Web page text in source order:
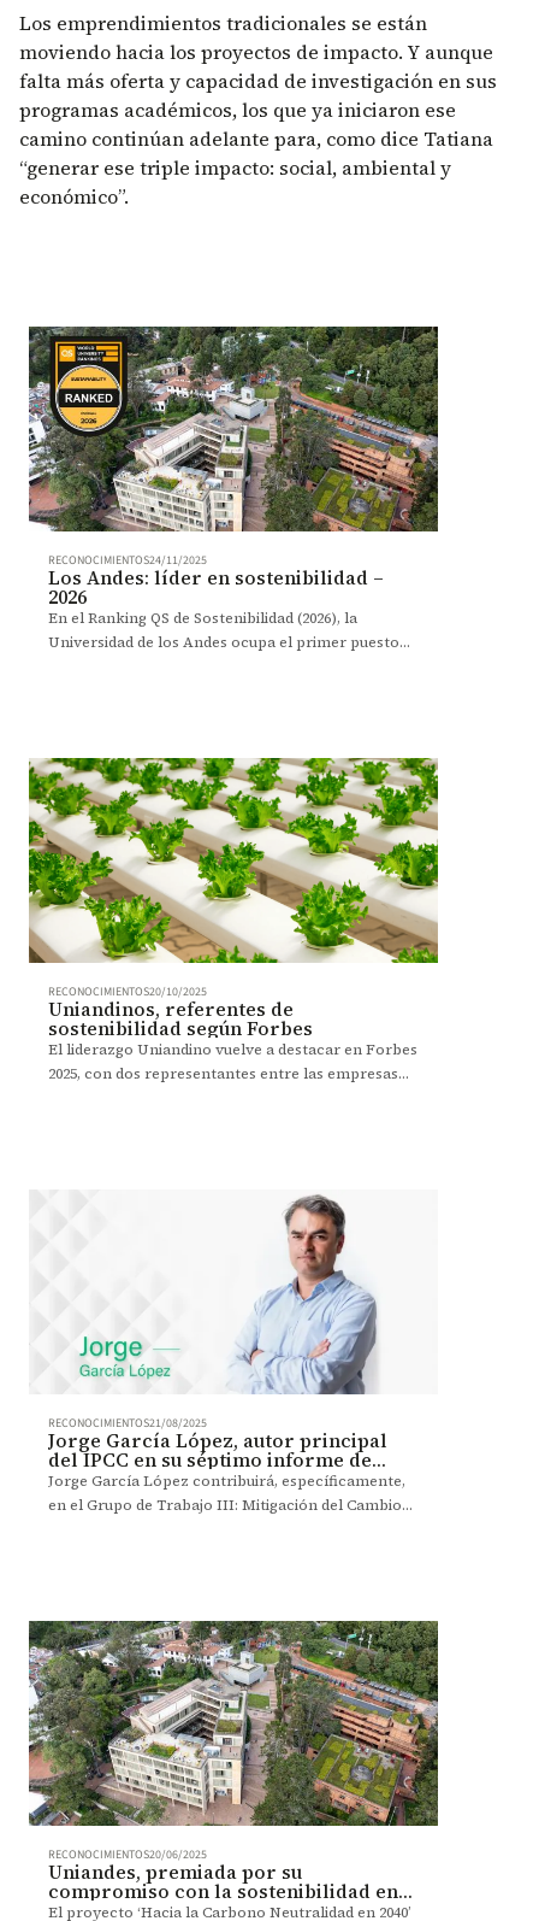
Los emprendimientos tradicionales se están
moviendo hacia los proyectos de impacto. Y aunque
falta más oferta y capacidad de investigación en sus
programas académicos, los que ya iniciaron ese
camino continúan adelante para, como dice Tatiana
“generar ese triple impacto: social, ambiental y
económico”.
RECONOCIMIENTOS24/11/2025
Los Andes: líder en sostenibilidad –
2026
En el Ranking QS de Sostenibilidad (2026), la
Universidad de los Andes ocupa el primer puesto
RECONOCIMIENTOS20/10/2025
Uniandinos, referentes de
sostenibilidad según Forbes
El liderazgo Uniandino vuelve a destacar en Forbes
2025, con dos representantes entre las empresas
RECONOCIMIENTOS21/08/2025
Jorge García López, autor principal
del IPCC en su séptimo informe de
evaluación
Jorge García López contribuirá, específicamente,
en el Grupo de Trabajo III: Mitigación del Cambio
RECONOCIMIENTOS20/06/2025
Uniandes, premiada por su
compromiso con la sostenibilidad en
los GEMINAE 2025
El proyecto ‘Hacia la Carbono Neutralidad en 2040’